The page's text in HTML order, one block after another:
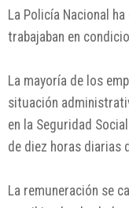
La Policía Nacional
trabajaban en
La mayoría de los
situación
en la Seguridad
de diez horas diarias
La remuneración se